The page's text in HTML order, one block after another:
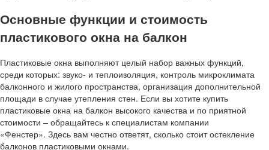
Основные функции и стоимость
пластикового окна на балкон
Пластиковые окна выполняют целый набор важных функций,
среди которых: звуко- и теплоизоляция, контроль микроклимата
балконного и жилого пространства, организация дополнительной
площади в случае утепления стен. Если вы хотите купить
пластиковые окна на балкон высокого качества и по приятной
стоимости – обращайтесь к специалистам компании
«Фенстер». Здесь вам честно ответят, сколько стоит остекление
балконов пластиковыми окнами.